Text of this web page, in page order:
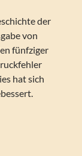
der
von
fünfziger
hat sich
SF-